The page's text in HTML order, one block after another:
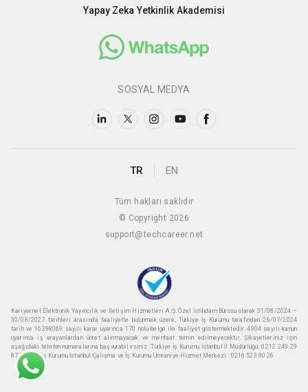
Yapay Zeka Yetkinlik Akademisi
SOSYAL MEDYA
TR EN
Tüm hakları saklıdır
© Copyright 2026
support@techcareer.net
Kariyer.net Elektronik Yayıncılık ve İletişim Hizmetleri A.Ş. Özel İstihdam Bürosu olarak 31/08/2024 –
30/08/2027 tarihleri arasında faaliyette bulunmak üzere, Türkiye İş Kurumu tarafından 26/07/2024
tarih ve 16398069 sayılı karar uyarınca 170 nolu belge ile faaliyet göstermektedir. 4904 sayılı kanun
uyarınca iş arayanlardan ücret alınmayacak ve menfaat temin edilmeyecektir. Şikayetleriniz için
aşağıdaki telefon numaralarına başvurabilirsiniz. Türkiye İş Kurumu İstanbul İl Müdürlüğü: 0212 249 29
87 Türkiye iş Kurumu İstanbul Çalışma ve İş Kurumu Ümraniye Hizmet Merkezi : 0216 523 90 26